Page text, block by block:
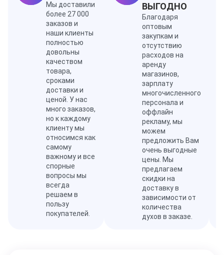
Мы доставили
более 27 000
заказов и
наши клиенты
полностью
довольны
качеством
товара,
сроками
доставки и
ценой. У нас
много заказов,
но к каждому
клиенту мы
относимся как
самому
важному и все
спорные
вопросы мы
всегда
решаем в
пользу
покупателей.
ВЫГОДНО
Благодаря
оптовым
закупкам и
отсутствию
расходов на
аренду
магазинов,
зарплату
многочисленного
персонала и
оффлайн
рекламу, мы
можем
предложить Вам
очень выгодные
цены. Мы
предлагаем
скидки на
доставку в
зависимости от
количества
духов в заказе.